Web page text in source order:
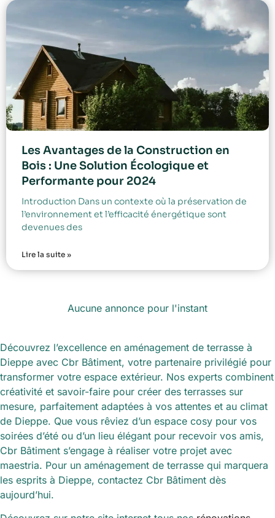
Les Avantages de la Construction en
Bois : Une Solution Écologique et
Performante pour 2024
Introduction Dans un contexte où la préservation de
l’environnement et l’efficacité énergétique sont
devenues des
Lire la suite »
Aucune annonce pour l'instant
Découvrez l’excellence en aménagement de terrasse à
Dieppe avec Cbr Bâtiment, votre partenaire privilégié pour
transformer votre espace extérieur. Nos experts combinent
créativité et savoir-faire pour créer des terrasses sur
mesure, parfaitement adaptées à vos attentes et au climat
de Dieppe. Que vous rêviez d’un espace cosy pour vos
soirées d’été ou d’un lieu élégant pour recevoir vos amis,
Cbr Bâtiment s’engage à réaliser votre projet avec
maestria. Pour un aménagement de terrasse qui marquera
les esprits à Dieppe, contactez Cbr Bâtiment dès
aujourd’hui.